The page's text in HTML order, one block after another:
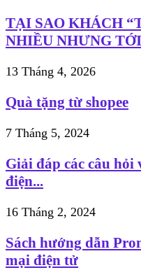
TẠI SAO KHÁCH
NHIỀU NHƯNG
13 Tháng 4, 2026
Quà tặng từ shopee
7 Tháng 5, 2024
Giải đáp các câu hỏi
điện...
16 Tháng 2, 2024
Sách hướng dẫn
mại điện tử